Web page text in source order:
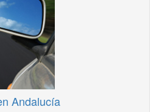
Andalucía